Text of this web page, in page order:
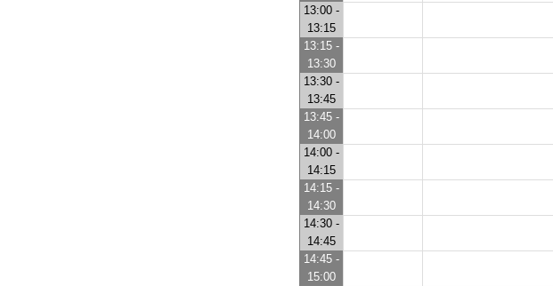
13:00 -
13:15
13:15 -
13:30
13:30 -
13:45
13:45 -
14:00
14:00 -
14:15
14:15 -
14:30
14:30 -
14:45
14:45 -
15:00